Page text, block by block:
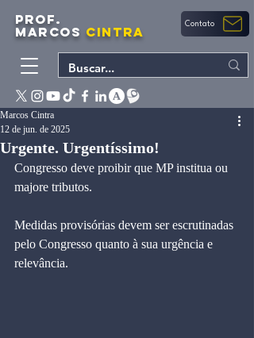
PROF.
MARCOS CINTRA Contato
Urgente. Urgentíssimo!
Marcos Cintra
12 de jun. de 2025
Congresso deve proibir que MP institua ou
majore tributos.
Medidas provisórias devem ser escrutinadas
pelo Congresso quanto à sua urgência e
relevância.